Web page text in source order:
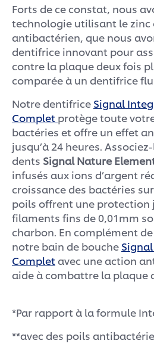
Forts de ce constat, nous
technologie utilisant le
antibactérien, que nous
dentifrice innovant pour
contre la plaque deux fois
comparée à un dentifrice
Notre dentifrice Signal
Complet protège toute
bactéries et offre un effet
jusqu’à 24 heures.
dents Signal Nature
infusés aux ions d’argent
croissance des bactéries
poils offrent une protection
filaments fins de 0,01mm
charbon. En complément
notre bain de bouche
Complet avec une action
aide à combattre la plaque
*Par rapport à la formule
**avec des poils